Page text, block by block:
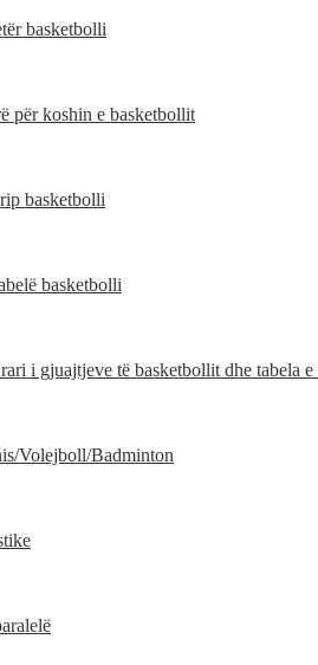
basketbolli
për koshin e basketbollit
basketbolli
basketbolli
i gjuajtjeve të basketbollit dhe tabela e
Volejboll/Badminton